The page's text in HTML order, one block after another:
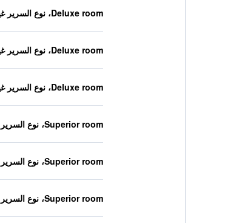
Deluxe room، نوع السرير غير معروف
Deluxe room، نوع السرير غير معروف
Deluxe room، نوع السرير غير معروف
Superior room، نوع السرير غير معروف
Superior room، نوع السرير غير معروف
Superior room، نوع السرير غير معروف